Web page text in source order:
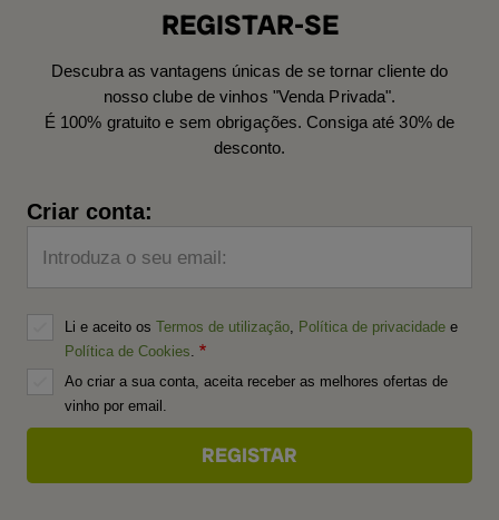
REGISTAR-SE
Descubra as vantagens únicas de se tornar cliente do
nosso clube de vinhos "Venda Privada".
É 100% gratuito e sem obrigações. Consiga até 30% de
desconto.
Criar conta:
Introduza o seu email:
Li e aceito os Termos de utilização Política de privacidade e
Política de Cookies
Ao criar a sua conta, aceita receber as melhores ofertas de
vinho por email.